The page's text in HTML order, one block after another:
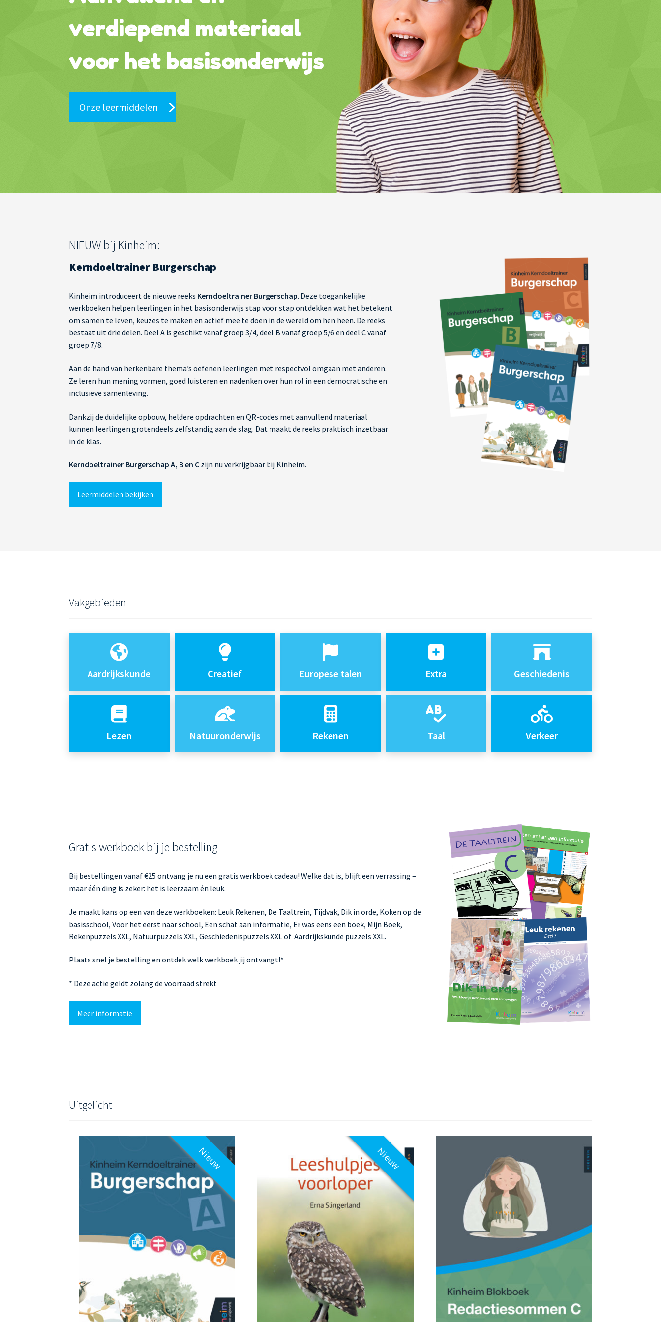
verdiepend materiaal
voor het basisonderwijs
Onze leermiddelen
NIEUW bij Kinheim:
Kerndoeltrainer Burgerschap
Kinheim introduceert de nieuwe reeks Kerndoeltrainer Burgerschap. Deze toegankelijke
werkboeken helpen leerlingen in het basisonderwijs stap voor stap ontdekken wat het betekent
om samen te leven, keuzes te maken en actief mee te doen in de wereld om hen heen. De reeks
bestaat uit drie delen. Deel A is geschikt vanaf groep 3/4, deel B vanaf groep 5/6 en deel C vanaf
groep 7/8.
Aan de hand van herkenbare thema’s oefenen leerlingen met respectvol omgaan met anderen.
Ze leren hun mening vormen, goed luisteren en nadenken over hun rol in een democratische en
inclusieve samenleving.
Dankzij de duidelijke opbouw, heldere opdrachten en QR-codes met aanvullend materiaal
kunnen leerlingen grotendeels zelfstandig aan de slag. Dat maakt de reeks praktisch inzetbaar
in de klas.
Kerndoeltrainer Burgerschap A, B en C zijn nu verkrijgbaar bij Kinheim.
Leermiddelen bekijken
Vakgebieden
Aardrijkskunde Creatief Europese talen Extra Geschiedenis
Lezen Natuuronderwijs Rekenen Taal Verkeer
Gratis werkboek bij je bestelling
Bij bestellingen vanaf €25 ontvang je nu een gratis werkboek cadeau! Welke dat is, blijft een verrassing –
maar één ding is zeker: het is leerzaam én leuk.
Je maakt kans op een van deze werkboeken: Leuk Rekenen, De Taaltrein, Tijdvak, Dik in orde, Koken op de
basisschool, Voor het eerst naar school, Een schat aan informatie, Er was eens een boek, Mijn Boek,
Rekenpuzzels XXL, Natuurpuzzels XXL, Geschiedenispuzzels XXL of Aardrijkskunde puzzels XXL.
Plaats snel je bestelling en ontdek welk werkboek jij ontvangt!*
* Deze actie geldt zolang de voorraad strekt
Meer informatie
Uitgelicht
Nieuw Nieuw